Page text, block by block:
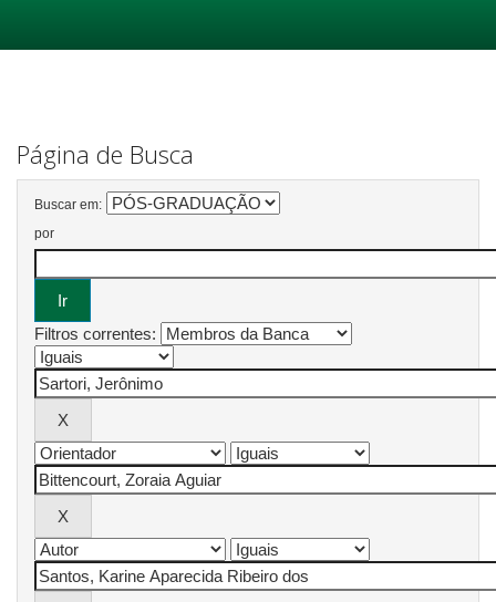
Página de Busca
Buscar em:
por
Filtros correntes: